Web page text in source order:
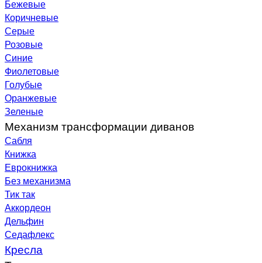
Бежевые
Коричневые
Серые
Розовые
Синие
Фиолетовые
Голубые
Оранжевые
Зеленые
Механизм трансформации диванов
Сабля
Книжка
Еврокнижка
Без механизма
Тик так
Аккордеон
Дельфин
Седафлекс
Кресла